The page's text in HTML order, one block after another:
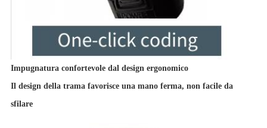
Impugnatura confortevole dal design ergonomico
Il design della trama favorisce una mano ferma, non facile da
sfilare